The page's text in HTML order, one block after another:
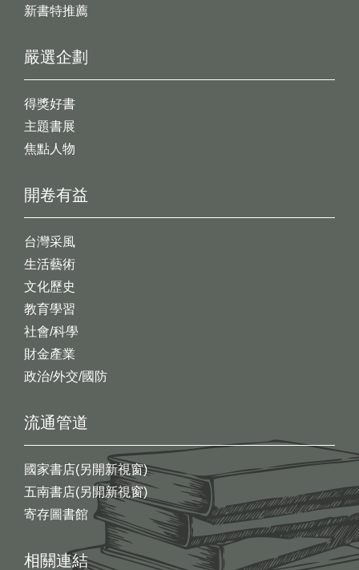
新書特推薦
開卷有益
台灣采風
生活藝術
文化歷史
教育學習
社會/科學
財金產業
政治/外交/國防
嚴選企劃
得獎好書
主題書展
焦點人物
流通管道
國家書店(另開新視窗)
五南書店(另開新視窗)
寄存圖書館
相關連結